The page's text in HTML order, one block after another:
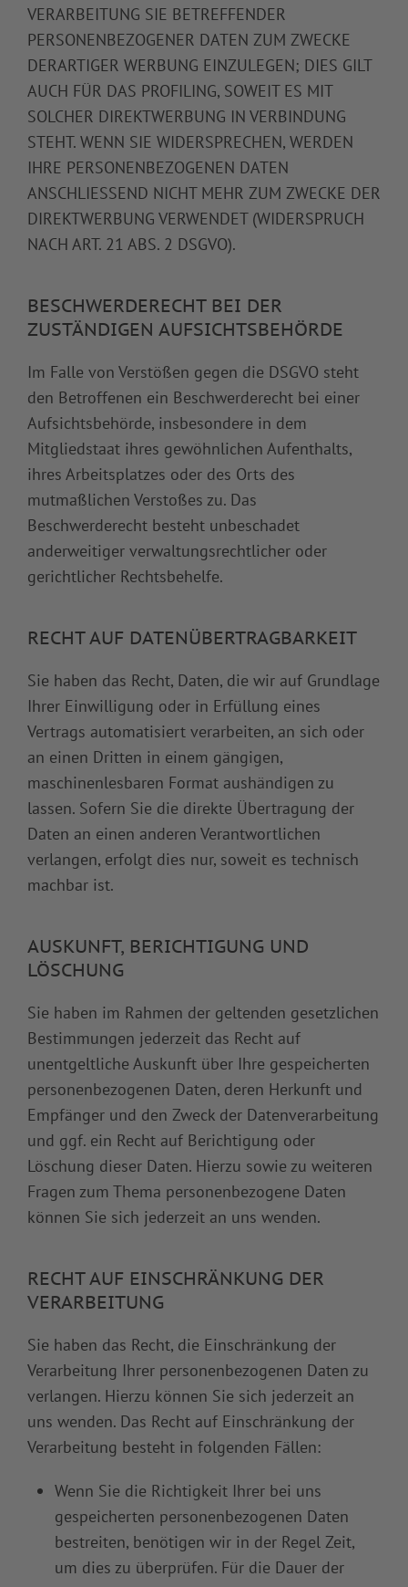
VERARBEITUNG SIE BETREFFENDER
PERSONENBEZOGENER DATEN ZUM ZWECKE
DERARTIGER WERBUNG EINZULEGEN; DIES GILT
AUCH FÜR DAS PROFILING, SOWEIT ES MIT
SOLCHER DIREKTWERBUNG IN VERBINDUNG
STEHT. WENN SIE WIDERSPRECHEN, WERDEN
IHRE PERSONENBEZOGENEN DATEN
ANSCHLIESSEND NICHT MEHR ZUM ZWECKE DER
DIREKTWERBUNG VERWENDET (WIDERSPRUCH
NACH ART. 21 ABS. 2 DSGVO).
BESCHWERDE­RECHT BEI DER
ZUSTÄNDIGEN AUFSICHTS­BEHÖRDE
Im Falle von Verstößen gegen die DSGVO steht
den Betroffenen ein Beschwerderecht bei einer
Aufsichtsbehörde, insbesondere in dem
Mitgliedstaat ihres gewöhnlichen Aufenthalts,
ihres Arbeitsplatzes oder des Orts des
mutmaßlichen Verstoßes zu. Das
Beschwerderecht besteht unbeschadet
anderweitiger verwaltungsrechtlicher oder
gerichtlicher Rechtsbehelfe.
RECHT AUF DATEN­ÜBERTRAG­BARKEIT
Sie haben das Recht, Daten, die wir auf Grundlage
Ihrer Einwilligung oder in Erfüllung eines
Vertrags automatisiert verarbeiten, an sich oder
an einen Dritten in einem gängigen,
maschinenlesbaren Format aushändigen zu
lassen. Sofern Sie die direkte Übertragung der
Daten an einen anderen Verantwortlichen
verlangen, erfolgt dies nur, soweit es technisch
machbar ist.
AUSKUNFT, BERICHTIGUNG UND
LÖSCHUNG
Sie haben im Rahmen der geltenden gesetzlichen
Bestimmungen jederzeit das Recht auf
unentgeltliche Auskunft über Ihre gespeicherten
personenbezogenen Daten, deren Herkunft und
Empfänger und den Zweck der Datenverarbeitung
und ggf. ein Recht auf Berichtigung oder
Löschung dieser Daten. Hierzu sowie zu weiteren
Fragen zum Thema personenbezogene Daten
können Sie sich jederzeit an uns wenden.
RECHT AUF EINSCHRÄNKUNG DER
VERARBEITUNG
Sie haben das Recht, die Einschränkung der
Verarbeitung Ihrer personenbezogenen Daten zu
verlangen. Hierzu können Sie sich jederzeit an
uns wenden. Das Recht auf Einschränkung der
Verarbeitung besteht in folgenden Fällen:
Wenn Sie die Richtigkeit Ihrer bei uns
gespeicherten personenbezogenen Daten
bestreiten, benötigen wir in der Regel Zeit,
um dies zu überprüfen. Für die Dauer der